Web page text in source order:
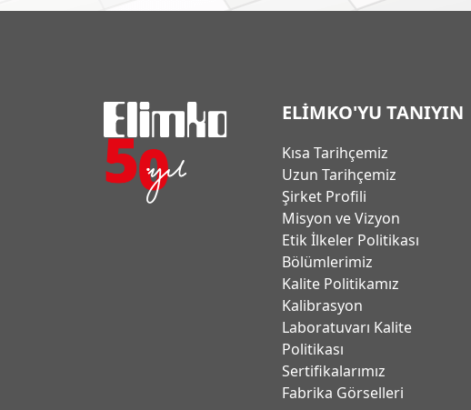
ELİMKO'YU TANIYIN
Kısa Tarihçemiz
Uzun Tarihçemiz
Şirket Profili
Misyon ve Vizyon
Etik İlkeler Politikası
Bölümlerimiz
Kalite Politikamız
Kalibrasyon
Laboratuvarı Kalite
Politikası
Sertifikalarımız
Fabrika Görselleri